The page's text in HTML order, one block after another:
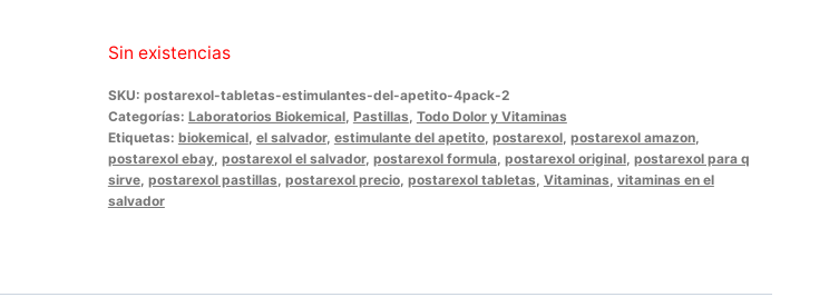
Sin existencias
SKU: postarexol-tabletas-estimulantes-del-apetito-4pack-2
Categorías: Laboratorios Biokemical, Pastillas Todo Dolor y Vitaminas
Etiquetas: biokemical, el salvador, estimulante del apetito, postarexol, postarexol amazon,
postarexol ebay, postarexol el salvador, postarexol formula, postarexol original, postarexol para q
sirve, postarexol pastillas postarexol precio, postarexol tabletas Vitaminas vitaminas en el
salvador